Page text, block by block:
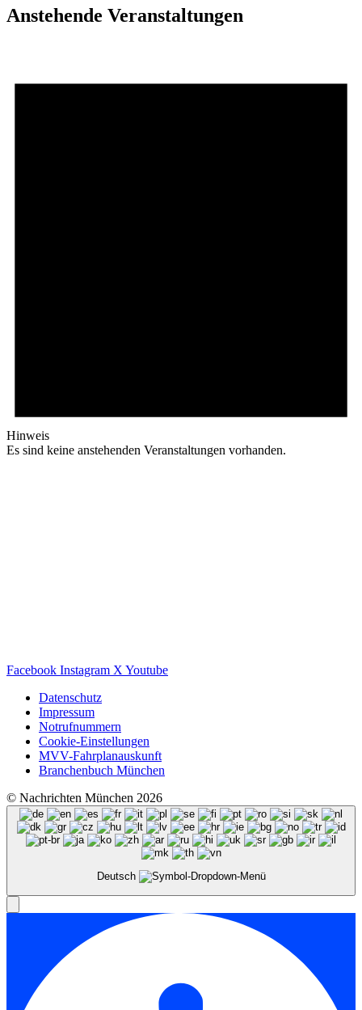
Anstehende Veranstaltungen
Hinweis
Es sind keine anstehenden Veranstaltungen vorhanden.
Facebook Instagram X Youtube
Datenschutz
Impressum
Notrufnummern
Cookie-Einstellungen
MVV-Fahrplanauskunft
Branchenbuch München
© Nachrichten München 2026
Deutsch